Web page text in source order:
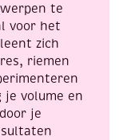
te
voor het
zich
riemen
je volume en
je